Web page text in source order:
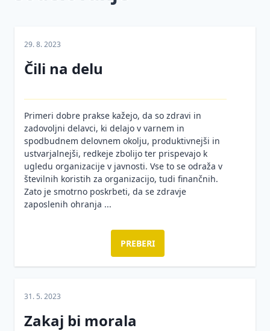
Inšpekcijski
nadzor
sodelovanje
Psihosocialna
tveganja
Covid-19 in
organizacija
dela
mestu
zdravja
delovnem
29. 8. 2023
Čili na delu
Primeri dobre prakse kažejo, da so zdravi in
zadovoljni delavci, ki delajo v varnem in
spodbudnem delovnem okolju, produktivnejši in
ustvarjalnejši, redkeje zbolijo ter prispevajo k
ugledu organizacije v javnosti. Vse to se odraža v
številnih koristih za organizacijo, tudi finančnih.
Zato je smotrno poskrbeti, da se zdravje
zaposlenih ohranja ...
PREBERI
31. 5. 2023
Zakaj bi morala